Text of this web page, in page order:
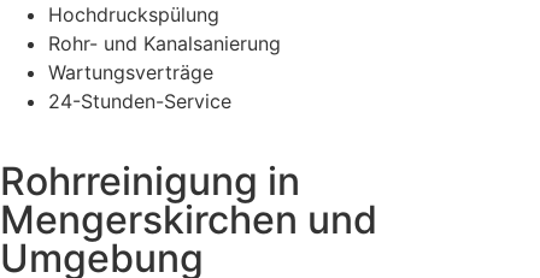
Hochdruckspülung
Rohr- und Kanalsanierung
Wartungsverträge
24-Stunden-Service
Rohrreinigung in
Mengerskirchen und
Umgebung